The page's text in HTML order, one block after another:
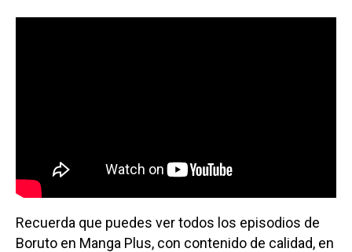
Recuerda que puedes ver todos los episodios de
Boruto en Manga Plus, con contenido de calidad, en